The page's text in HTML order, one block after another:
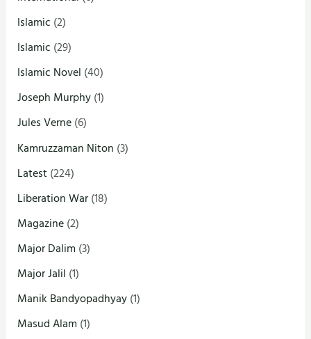
Islamic (2)
Islamic (29)
Islamic Novel (40)
Joseph Murphy(1)
Jules Verne(6)
Kamruzzaman Niton (3)
Latest(224)
Liberation War(18)
Magazine(2)
Major Dalim (3)
Major Jalil (1)
Manik Bandyopadhyay(1)
Masud Alam (1)